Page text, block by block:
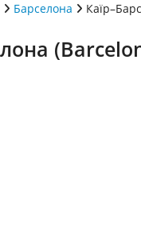
Барселона